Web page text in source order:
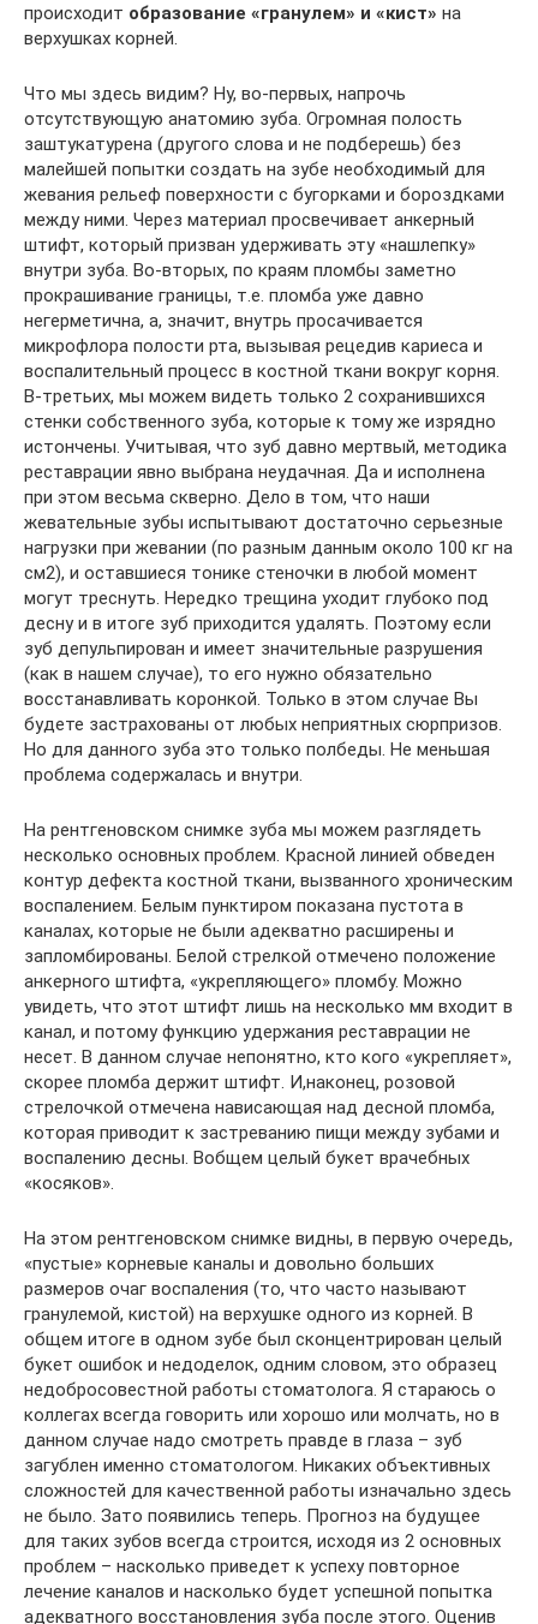
происходит образование «гранулем» и «кист» на
верхушках корней.
Что мы здесь видим? Ну, во-первых, напрочь
отсутствующую анатомию зуба. Огромная полость
заштукатурена (другого слова и не подберешь) без
малейшей попытки создать на зубе необходимый для
жевания рельеф поверхности с бугорками и бороздками
между ними. Через материал просвечивает анкерный
штифт, который призван удерживать эту «нашлепку»
внутри зуба. Во-вторых, по краям пломбы заметно
прокрашивание границы, т.е. пломба уже давно
негерметична, а, значит, внутрь просачивается
микрофлора полости рта, вызывая рецедив кариеса и
воспалительный процесс в костной ткани вокруг корня.
В-третьих, мы можем видеть только 2 сохранившихся
стенки собственного зуба, которые к тому же изрядно
истончены. Учитывая, что зуб давно мертвый, методика
реставрации явно выбрана неудачная. Да и исполнена
при этом весьма скверно. Дело в том, что наши
жевательные зубы испытывают достаточно серьезные
нагрузки при жевании (по разным данным около 100 кг на
см2), и оставшиеся тонике стеночки в любой момент
могут треснуть. Нередко трещина уходит глубоко под
десну и в итоге зуб приходится удалять. Поэтому если
зуб депульпирован и имеет значительные разрушения
(как в нашем случае), то его нужно обязательно
восстанавливать коронкой. Только в этом случае Вы
будете застрахованы от любых неприятных сюрпризов.
Но для данного зуба это только полбеды. Не меньшая
проблема содержалась и внутри.
На рентгеновском снимке зуба мы можем разглядеть
несколько основных проблем. Красной линией обведен
контур дефекта костной ткани, вызванного хроническим
воспалением. Белым пунктиром показана пустота в
каналах, которые не были адекватно расширены и
запломбированы. Белой стрелкой отмечено положение
анкерного штифта, «укрепляющего» пломбу. Можно
увидеть, что этот штифт лишь на несколько мм входит в
канал, и потому функцию удержания реставрации не
несет. В данном случае непонятно, кто кого «укрепляет»,
скорее пломба держит штифт. И,наконец, розовой
стрелочкой отмечена нависающая над десной пломба,
которая приводит к застреванию пищи между зубами и
воспалению десны. Вобщем целый букет врачебных
«косяков».
На этом рентгеновском снимке видны, в первую очередь,
«пустые» корневые каналы и довольно больших
размеров очаг воспаления (то, что часто называют
гранулемой, кистой) на верхушке одного из корней. В
общем итоге в одном зубе был сконцентрирован целый
букет ошибок и недоделок, одним словом, это образец
недобросовестной работы стоматолога. Я стараюсь о
коллегах всегда говорить или хорошо или молчать, но в
данном случае надо смотреть правде в глаза – зуб
загублен именно стоматологом. Никаких объективных
сложностей для качественной работы изначально здесь
не было. Зато появились теперь. Прогноз на будущее
для таких зубов всегда строится, исходя из 2 основных
проблем – насколько приведет к успеху повторное
лечение каналов и насколько будет успешной попытка
адекватного восстановления зуба после этого. Оценив